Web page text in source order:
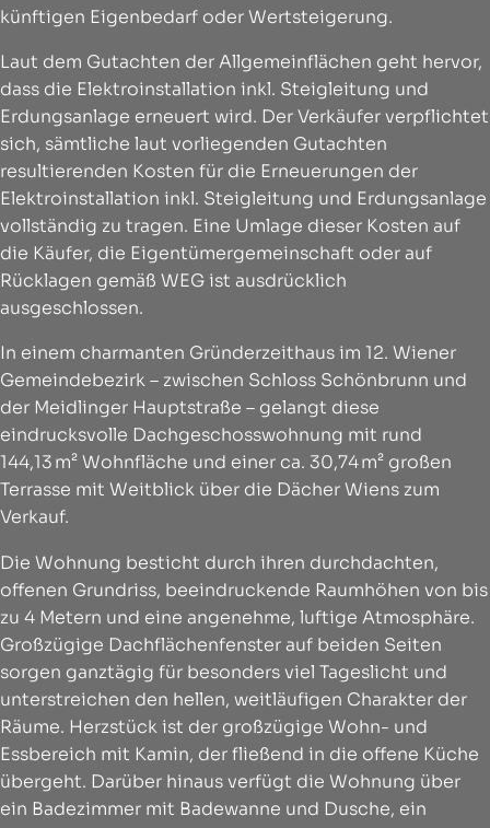
künftigen Eigenbedarf oder Wertsteigerung.
Laut dem Gutachten der Allgemeinflächen geht hervor,
dass die Elektroinstallation inkl. Steigleitung und
Erdungsanlage erneuert wird. Der Verkäufer verpflichtet
sich, sämtliche laut vorliegenden Gutachten
resultierenden Kosten für die Erneuerungen der
Elektroinstallation inkl. Steigleitung und Erdungsanlage
vollständig zu tragen. Eine Umlage dieser Kosten auf
die Käufer, die Eigentümergemeinschaft oder auf
Rücklagen gemäß WEG ist ausdrücklich
ausgeschlossen.
In einem charmanten Gründerzeithaus im 12. Wiener
Gemeindebezirk – zwischen Schloss Schönbrunn und
der Meidlinger Hauptstraße – gelangt diese
eindrucksvolle Dachgeschosswohnung mit rund
144,13 m² Wohnfläche und einer ca. 30,74 m² großen
Terrasse mit Weitblick über die Dächer Wiens zum
Verkauf.
Die Wohnung besticht durch ihren durchdachten,
offenen Grundriss, beeindruckende Raumhöhen von bis
zu 4 Metern und eine angenehme, luftige Atmosphäre.
Großzügige Dachflächenfenster auf beiden Seiten
sorgen ganztägig für besonders viel Tageslicht und
unterstreichen den hellen, weitläufigen Charakter der
Räume. Herzstück ist der großzügige Wohn- und
Essbereich mit Kamin, der fließend in die offene Küche
übergeht. Darüber hinaus verfügt die Wohnung über
ein Badezimmer mit Badewanne und Dusche, ein